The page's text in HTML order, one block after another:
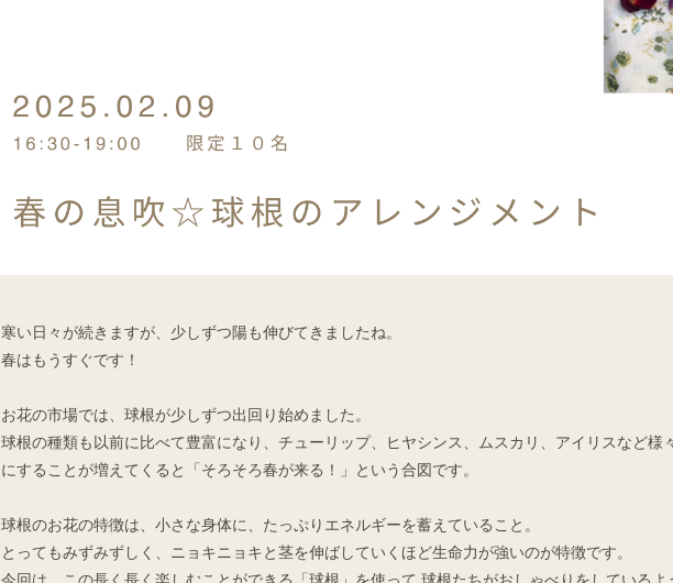
寒い日々が続きますが、少しずつ陽も伸びてきましたね。
春はもうすぐです！
お花の市場では、球根が少しずつ出回り始めました。
球根の種類も以前に比べて豊富になり、チューリップ、ヒヤシンス、ムスカリ、アイリスなど様
にすることが増えてくると「そろそろ春が来る！」という合図です。
球根のお花の特徴は、小さな身体に、たっぷりエネルギーを蓄えていること。
とってもみずみずしく、ニョキニョキと茎を伸ばしていくほど生命力が強いのが特徴です。